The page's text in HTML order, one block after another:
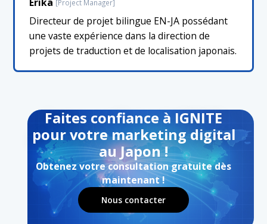
Erika [Project Manager]
Directeur de projet bilingue EN-JA possédant
une vaste expérience dans la direction de
projets de traduction et de localisation japonais.
Faites confiance à IGNITE
pour votre marketing digital
au Japon !
Obtenez votre consultation gratuite dès
maintenant !
Nous contacter